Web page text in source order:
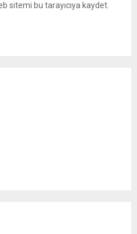
sitemi bu tarayıcıya kaydet.